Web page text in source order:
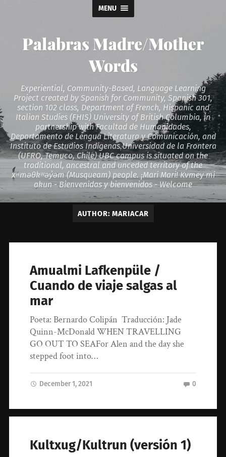
MENU
Palabras Madre/Mother
Words
Experiential, Community-Based, Language Learning
Project created by Spanish for Community, Spanish 301,
section 102 class, Department of French, Hispanic and
Italian Studies (FHIS) University of British Columbia, in
partnership with Facultad de Humanidades,
Departamento de Lengua Literatura y Comunicación, and
Instituto de Estudios Indígenas.Universidad de la Frontera
(UFRO, Temuco, Chile) UBC campus is situated on the
traditional, ancestral and unceded territory of the
xʷməθkʷəy̓əm (Musqueam) people. ¡Mari Mari! Kvmey mi
akun - Bienvenidas y bienvenidos - Welcome
AUTHOR: MARIACAR
Amualmi Lafkenpüle /
Cuando de viaje salgas al
mar
Poeta: Bernardo Colipán Traducción: Jade
Quinn-McDonald WHEN TRAVELLING
GO OUT TO SEAFor Alen and the day she
stepped foot into…
December 1, 2021 0
Kultxug/Kultrun (versión 1)